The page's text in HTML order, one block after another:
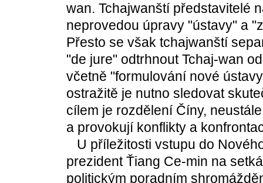
wan. Tchajwanští představitelé
neprovedou úpravy "ústavy" a
Přesto se však tchajwanští
"de jure" odtrhnout Tchaj-wan
včetně "formulování nové
ostražitě je nutno sledovat
cílem je rozdělení Číny,
a provokují konflikty a
U příležitosti vstupu do
prezident Ťiang Ce-min na
politickým poradním